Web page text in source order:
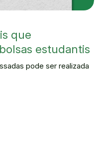
que
estudantis
pode ser realizada